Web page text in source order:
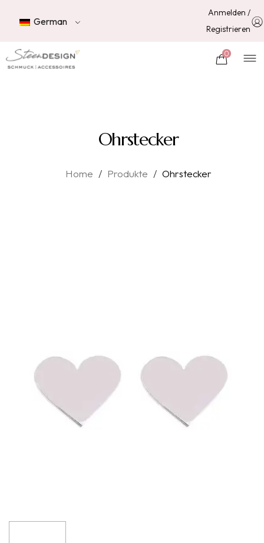
Anmelden /
Registrieren
German
0
Ohrstecker
Home / Produkte / Ohrstecker